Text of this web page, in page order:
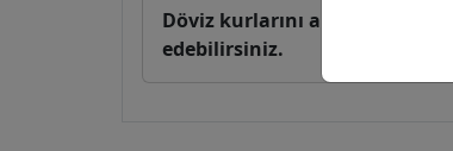
Döviz kurlarını anlık, canlı,
edebilirsiniz.